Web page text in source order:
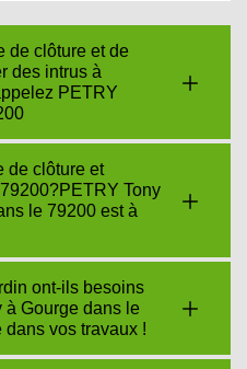
de clôture et de
des intrus à
PETRY
de clôture et
Tony
le 79200 est à
ont-ils besoins
à Gourge dans le
vos travaux !